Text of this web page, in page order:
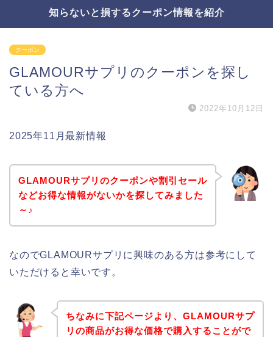
知らないと損するクーポン情報を紹介
クーポン
GLAMOURサプリのクーポンを探し
ている方へ
2022年10月12日
2025年11月最新情報
GLAMOURサプリのクーポンや割引セール
などお得な情報がないかを探してみました
～♪
なのでGLAMOURサプリに興味のある方は参考にして
いただけると幸いです。
ちなみに下記ページより、GLAMOURサプ
リの商品がお得な価格で購入することがで